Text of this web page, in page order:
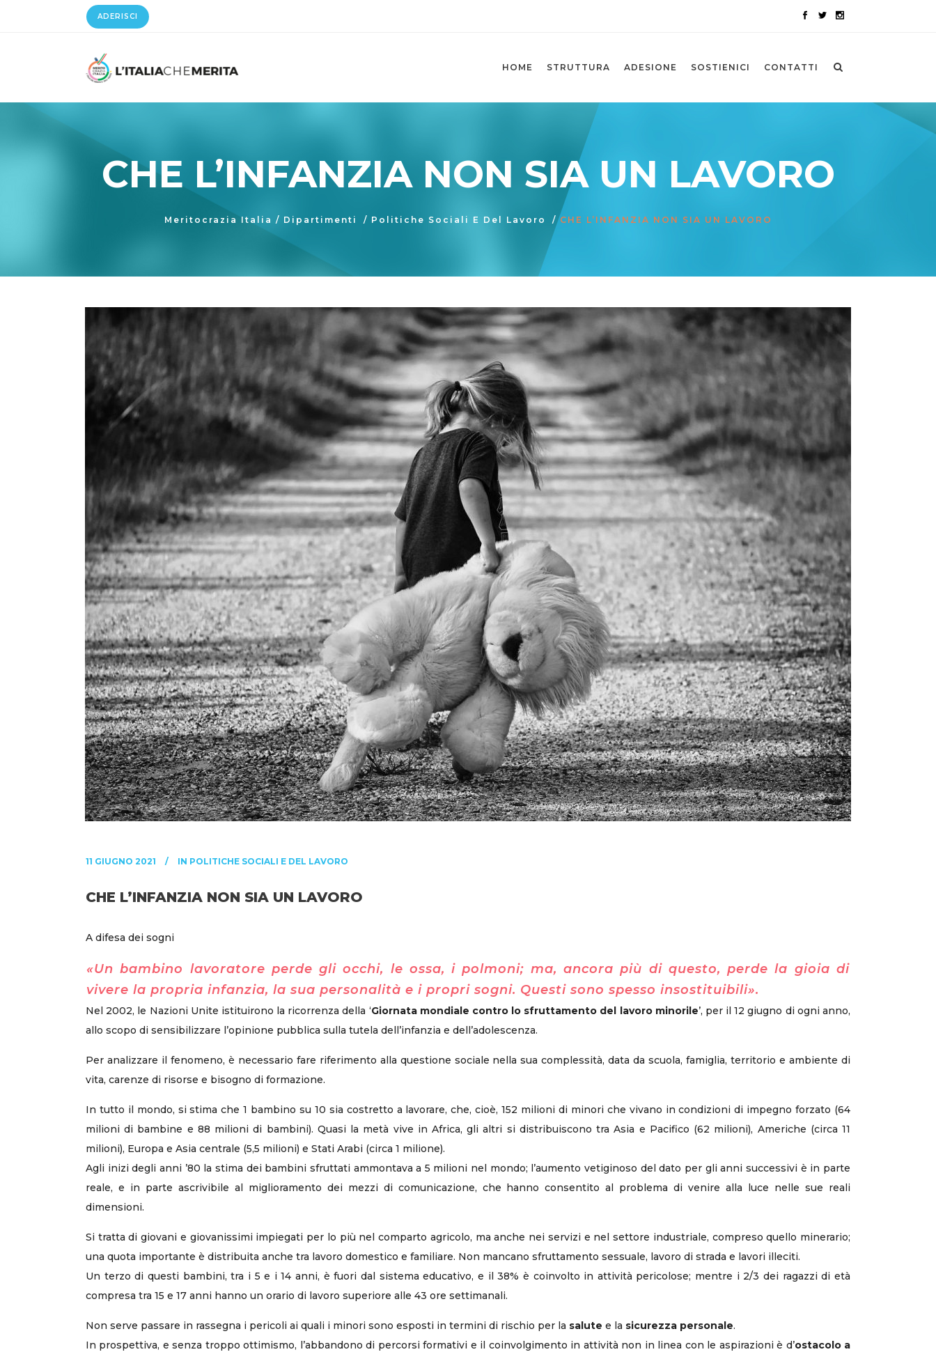
ADERISCI
HOME STRUTTURA ADESIONE SOSTIENICI CONTATTI
CHE L’INFANZIA NON SIA UN LAVORO
Meritocrazia Italia / Dipartimenti / Politiche Sociali E Del Lavoro /CHE L’INFANZIA NON SIA UN LAVORO
11 GIUGNO 2021 IN POLITICHE SOCIALI E DEL LAVORO
CHE L’INFANZIA NON SIA UN LAVORO
A difesa dei sogni
«Un bambino lavoratore perde gli occhi, le ossa, i polmoni; ma, ancora più di questo, perde la gioia di
vivere la propria infanzia, la sua personalità e i propri sogni. Questi sono spesso insostituibili».
Nel 2002, le Nazioni Unite istituirono la ricorrenza della ‘Giornata mondiale contro lo sfruttamento del lavoro minorile’, per il 12 giugno di ogni anno,
allo scopo di sensibilizzare l’opinione pubblica sulla tutela dell’infanzia e dell’adolescenza.
Per analizzare il fenomeno, è necessario fare riferimento alla questione sociale nella sua complessità, data da scuola, famiglia, territorio e ambiente di
vita, carenze di risorse e bisogno di formazione.
In tutto il mondo, si stima che 1 bambino su 10 sia costretto a lavorare, che, cioè, 152 milioni di minori che vivano in condizioni di impegno forzato (64
milioni di bambine e 88 milioni di bambini). Quasi la metà vive in Africa, gli altri si distribuiscono tra Asia e Pacifico (62 milioni), Americhe (circa 11
milioni), Europa e Asia centrale (5,5 milioni) e Stati Arabi (circa 1 milione).
Agli inizi degli anni ’80 la stima dei bambini sfruttati ammontava a 5 milioni nel mondo; l’aumento vetiginoso del dato per gli anni successivi è in parte
reale, e in parte ascrivibile al miglioramento dei mezzi di comunicazione, che hanno consentito al problema di venire alla luce nelle sue reali
dimensioni.
Si tratta di giovani e giovanissimi impiegati per lo più nel comparto agricolo, ma anche nei servizi e nel settore industriale, compreso quello minerario;
una quota importante è distribuita anche tra lavoro domestico e familiare. Non mancano sfruttamento sessuale, lavoro di strada e lavori illeciti.
Un terzo di questi bambini, tra i 5 e i 14 anni, è fuori dal sistema educativo, e il 38% è coinvolto in attività pericolose; mentre i 2/3 dei ragazzi di età
compresa tra 15 e 17 anni hanno un orario di lavoro superiore alle 43 ore settimanali.
Non serve passare in rassegna i pericoli ai quali i minori sono esposti in termini di rischio per la salute e la sicurezza personale.
In prospettiva, e senza troppo ottimismo, l’abbandono di percorsi formativi e il coinvolgimento in attività non in linea con le aspirazioni è d’ostacolo a